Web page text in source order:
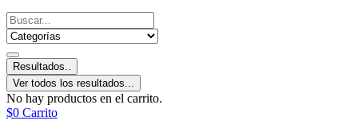
Resultados..
Ver todos los resultados...
No hay productos en el carrito.
$0 Carrito